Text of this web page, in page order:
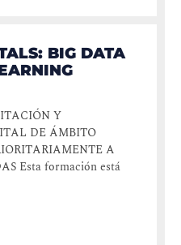
BIG DATA
Y
DE ÁMBITO
A
Esta formación está